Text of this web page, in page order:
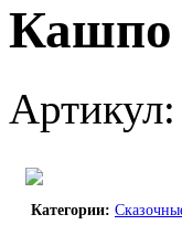
Кашпо
Категории: